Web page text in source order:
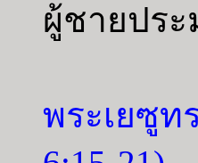
ผู้ชายปร
พระเยซู